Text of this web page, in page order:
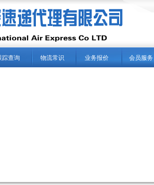
踪查询 物流常识 业务报价 会员服务